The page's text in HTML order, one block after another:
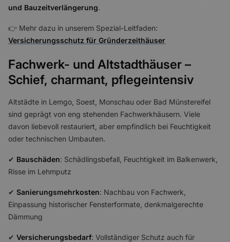
und Bauzeitverlängerung.
👉 Mehr dazu in unserem Spezial-Leitfaden:
Versicherungsschutz für Gründerzeithäuser
Fachwerk- und Altstadthäuser –
Schief, charmant, pflegeintensiv
Altstädte in Lemgo, Soest, Monschau oder Bad Münstereifel
sind geprägt von eng stehenden Fachwerkhäusern. Viele
davon liebevoll restauriert, aber empfindlich bei Feuchtigkeit
oder technischen Umbauten.
✔ Bauschäden: Schädlingsbefall, Feuchtigkeit im Balkenwerk,
Risse im Lehmputz
✔ Sanierungsmehrkosten: Nachbau von Fachwerk,
Einpassung historischer Fensterformate, denkmalgerechte
Dämmung
✔ Versicherungsbedarf: Vollständiger Schutz auch für